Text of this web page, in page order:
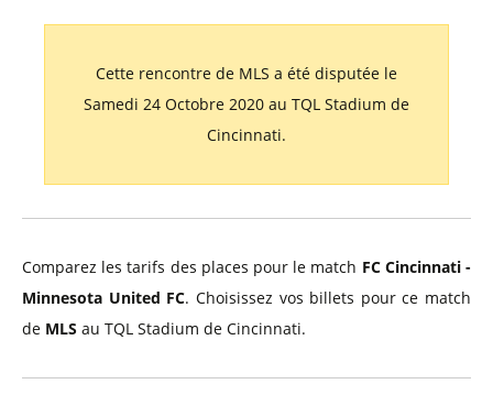
Cette rencontre de MLS a été disputée le
Samedi 24 Octobre 2020 au TQL Stadium de
Cincinnati.
Comparez les tarifs des places pour le match FC Cincinnati -
Minnesota United FC. Choisissez vos billets pour ce match
de MLS au TQL Stadium de Cincinnati.